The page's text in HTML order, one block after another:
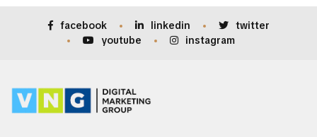
facebook linkedin
twitter
youtube
instagram